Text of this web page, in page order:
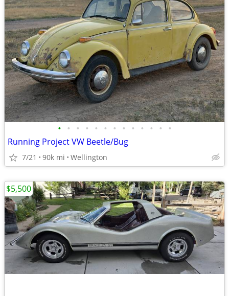
• • • • • • • • • • • • •
Running Project VW Beetle/Bug
7/21 90k mi Wellington
$5,500